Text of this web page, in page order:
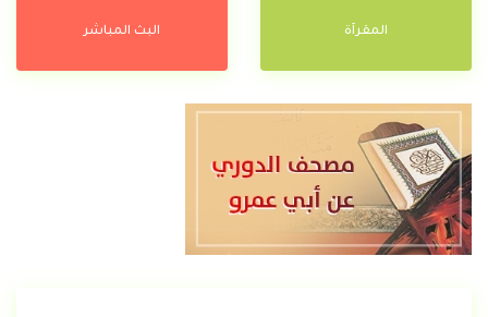
المقرآة البث المباشر